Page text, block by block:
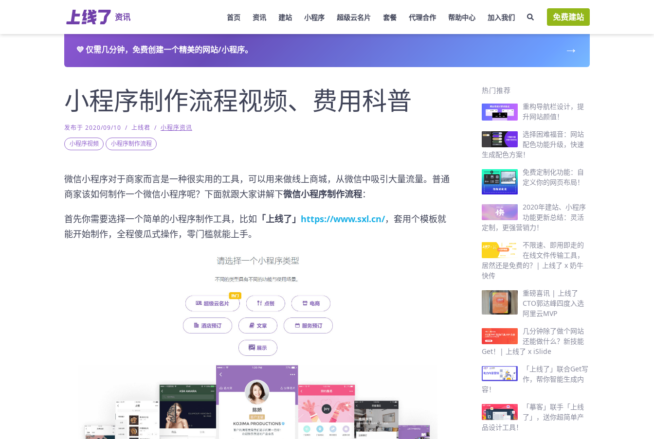
资讯 首页 资讯 建站 小程序 超级云名片 套餐 代理合作 帮助中心 加入我们 免费建站
💜仅需几分钟，免费创建一个精美的网站/小程序。 →
小程序制作流程视频、费用科普
发布于 2020/09/10 / 上线君 / 小程序资讯
小程序视频
小程序制作流程
微信小程序对于商家而言是一种很实用的工具，可以用来做线上商城，从微信中吸引大量流量。普通
商家该如何制作一个微信小程序呢？下面就跟大家讲解下微信小程序制作流程：
首先你需要选择一个简单的小程序制作工具，比如 「上线了」 https://www.sxl.cn/，套用个模板就
能开始制作，全程傻瓜式操作，零门槛就能上手。
热门推荐
重构导航栏设计，提
升网站颜值！
选择困难福音：网站
配色功能升级，快速
生成配色方案！
免费定制化功能：自
定义你的网页布局！
2020年建站、小程序
功能更新总结：灵活
定制，更强营销力！
不限速、即用即走的
在线文件传输工具，
居然还是免费的？| 上线了 x 奶牛
快传
重磅喜讯 | 上线了
CTO郭达峰四度入选
阿里云MVP
几分钟除了做个网站
还能做什么？新技能
Get！| 上线了 x iSlide
「上线了」联合Get写
作，帮你智能生成内
容！
「摹客」联手「上线
了」，送你超简单产
品设计工具！